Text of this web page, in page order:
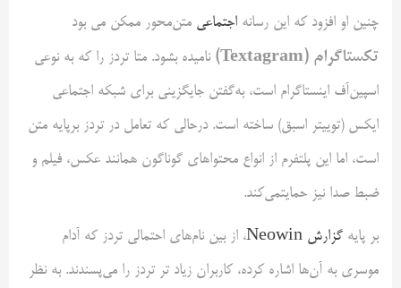
چنین او افزود که این رسانه اجتماعی متن‌محور ممکن می بود
تکستاگرام (Textagram)
نامیده بشود. متا تردز را که به نوعی
اسپین‌آف اینستاگرام است، به‌گفتن جایگزینی برای شبکه اجتماعی
ایکس (توییتر اسبق) ساخته است. درحالی که تعامل در تردز برپایه متن
است، اما این پلتفرم از انواع محتواهای گوناگون همانند عکس، فیلم و
ضبط صدا نیز حمایتمی‌کند.
بر پایه گزارش Neowin
، از بین نام‌های احتمالی تردز که آدام
موسری به آن‌ها اشاره کرده، کاربران زیاد تر تردز را می‌پسندند. به نظر